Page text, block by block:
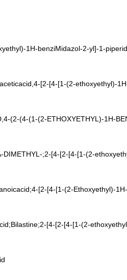
1H-benziMidazol-2-yl]-1-
[2-[4-[1-(2-ethoxyethyl)-
(2-(4-(1-(2-ETHOXYETHYL)-1H-
DIMETHYL-;2-[4-[2-[4-[1-(2-
[2-[4-[1-(2-Ethoxyethyl)-
[4-[2-[4-[1-(2-